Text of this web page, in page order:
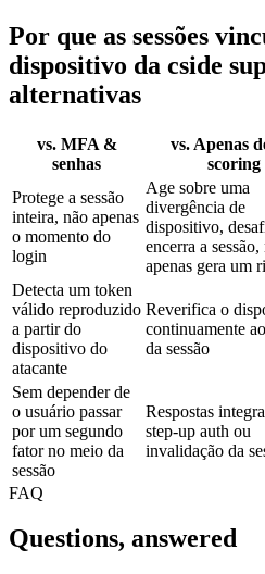
Por que as sessões
dispositivo da cside
alternativas
vs. MFA &
senhas
vs. Apenas
scoring
Protege a sessão
inteira, não apenas
o momento do
login
Age sobre uma
divergência de
dispositivo,
encerra a sessão,
apenas gera um
Detecta um token
válido reproduzido
a partir do
dispositivo do
atacante
Reverifica o
continuamente
da sessão
Sem depender de
o usuário passar
por um segundo
fator no meio da
sessão
Respostas
step-up auth ou
invalidação da
FAQ
Questions, answered